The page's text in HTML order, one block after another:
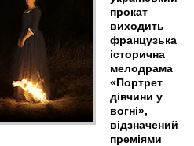
прокат
виходить
французька
історична
мелодрама
«Портрет
дівчини у
вогні»,
відзначений
преміями